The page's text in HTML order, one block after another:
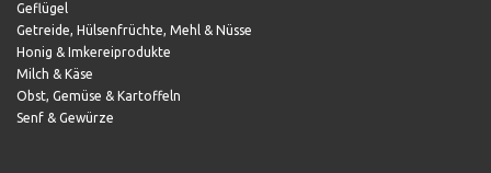
Geflügel
Getreide, Hülsenfrüchte, Mehl & Nüsse
Honig & Imkereiprodukte
Milch & Käse
Obst, Gemüse & Kartoffeln
Senf & Gewürze